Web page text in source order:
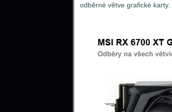
odběrné větve grafické karty.